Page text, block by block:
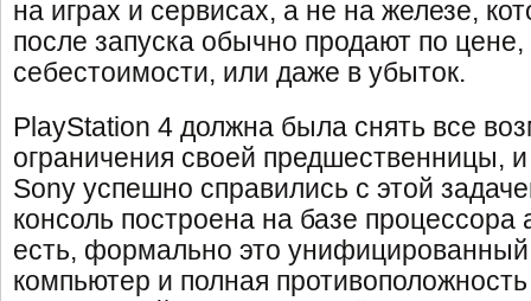
на играх и сервисах, а не на железе,
после запуска обычно продают по цене,
себестоимости, или даже в убыток.
PlayStation 4 должна была снять все
ограничения своей предшественницы,
Sony успешно справились с этой
консоль построена на базе процессора
есть, формально это
компьютер и полная